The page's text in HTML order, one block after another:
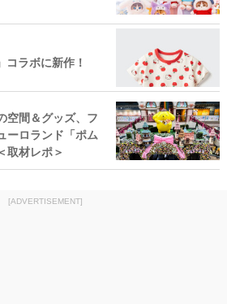
コラボに新作！
空間＆グッズ、フ
ロランド「ポム
取材レポ＞
[ADVERTISEMENT]